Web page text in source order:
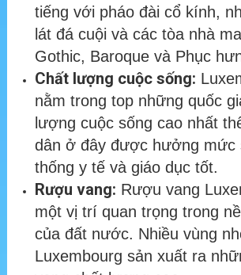
tiếng với pháo đài cổ kính,
lát đá cuội và các tòa nhà
Gothic, Baroque và Phục
Chất lượng cuộc sống:
nằm trong top những quốc
lượng cuộc sống cao nhất
dân ở đây được hưởng mức
thống y tế và giáo dục tốt.
Rượu vang: Rượu vang
một vị trí quan trọng trong
của đất nước. Nhiều vùng
Luxembourg sản xuất ra